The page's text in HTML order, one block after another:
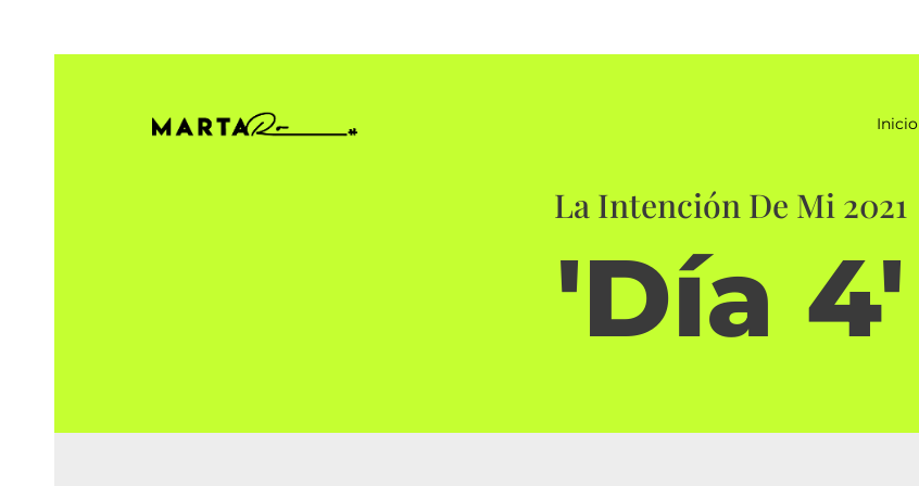
Inicio
La Intención De Mi 2021
'Día 4'